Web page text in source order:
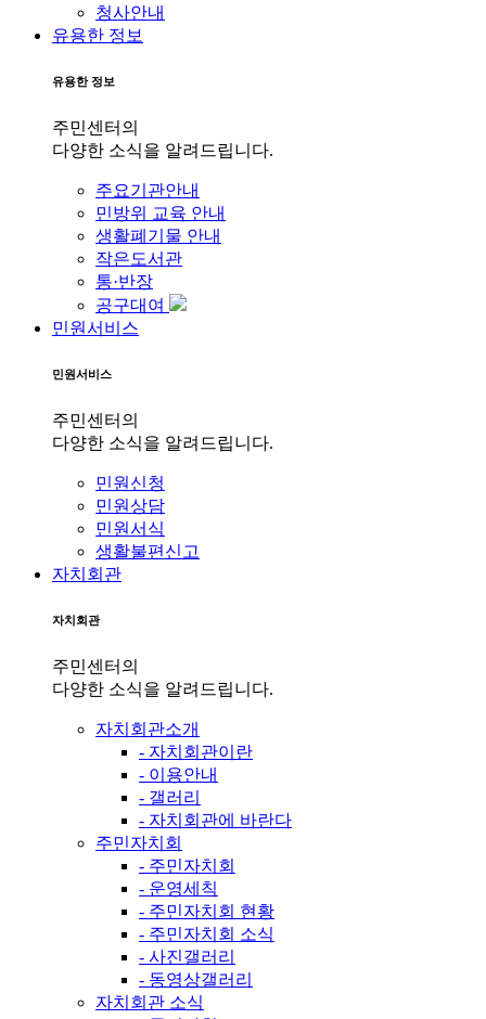
청사안내
유용한 정보
유용한 정보
주민센터의
다양한 소식을 알려드립니다.
주요기관안내
민방위 교육 안내
생활폐기물 안내
작은도서관
통·반장
공구대여
민원서비스
민원서비스
주민센터의
다양한 소식을 알려드립니다.
민원신청
민원상담
민원서식
생활불편신고
자치회관
자치회관
주민센터의
다양한 소식을 알려드립니다.
자치회관소개
- 자치회관이란
- 이용안내
- 갤러리
- 자치회관에 바란다
주민자치회
- 주민자치회
- 운영세칙
- 주민자치회 현황
- 주민자치회 소식
- 사진갤러리
- 동영상갤러리
자치회관 소식